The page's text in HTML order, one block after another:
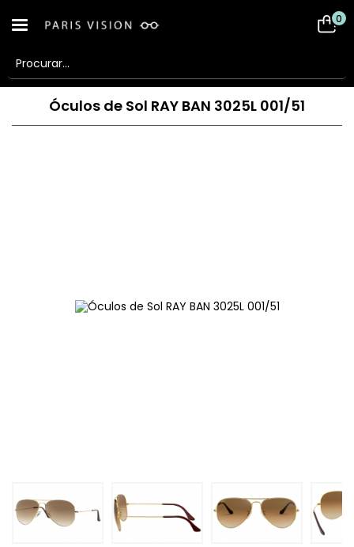
0
Óculos de Sol RAY BAN 3025L 001/51